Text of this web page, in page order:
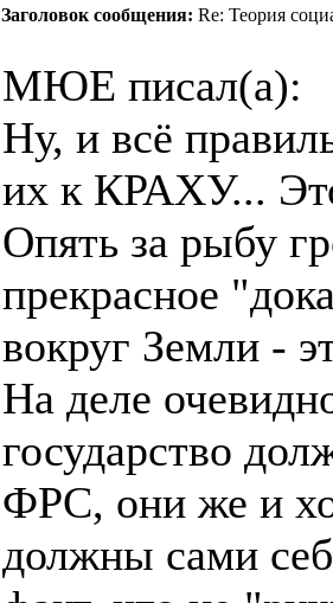
Заголовок сообщения: Re: Теория
МЮЕ писал(а):
Ну, и всё
их к КРАХУ...
Опять за рыбу
прекрасное
вокруг Земли -
На деле
государство
ФРС, они же и
должны сами